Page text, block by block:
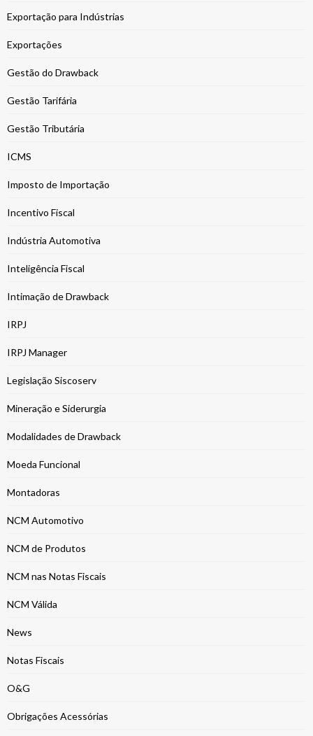
Exportação para Indústrias
Exportações
Gestão do Drawback
Gestão Tarifária
Gestão Tributária
ICMS
Imposto de Importação
Incentivo Fiscal
Indústria Automotiva
Inteligência Fiscal
Intimação de Drawback
IRPJ
IRPJ Manager
Legislação Siscoserv
Mineração e Siderurgia
Modalidades de Drawback
Moeda Funcional
Montadoras
NCM Automotivo
NCM de Produtos
NCM nas Notas Fiscais
NCM Válida
News
Notas Fiscais
O&G
Obrigações Acessórias